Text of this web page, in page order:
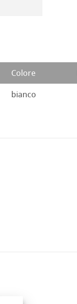
Colore
bianco